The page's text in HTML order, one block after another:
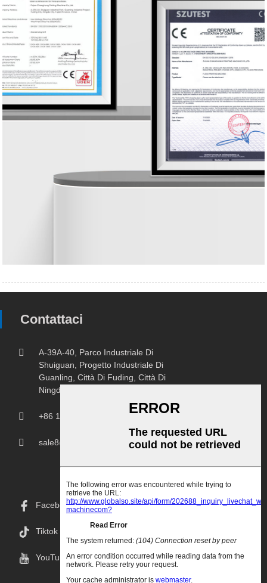
Contattaci
A-39A-40, Parco Industriale Di
Shuiguan, Progetto Industriale Di
Guanling, Città Di Fuding, Città Di
Ningde, Provincia Del Fujian.
+86 18150207107
sale8@chprintingmachine.com
Facebook
Tiktok
YouTube